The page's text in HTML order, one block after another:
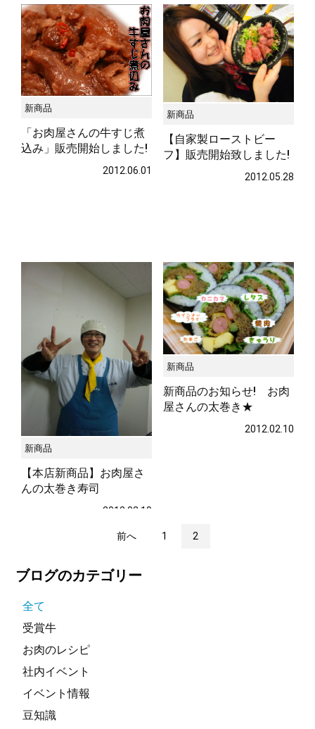
新商品
「お肉屋さんの牛すじ煮
込み」販売開始しました!
2012.06.01
新商品
【自家製ローストビー
フ】販売開始致しました!
2012.05.28
新商品
【本店新商品】お肉屋さ
んの太巻き寿司
2012.02.19
新商品
新商品のお知らせ! お肉
屋さんの太巻き★
2012.02.10
前へ 1 2
ブログのカテゴリー
全て
受賞牛
お肉のレシピ
社内イベント
イベント情報
豆知識